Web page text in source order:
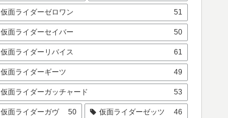
仮面ライダーゼロワン 51
仮面ライダーセイバー 50
仮面ライダーリバイス 61
仮面ライダーギーツ 49
仮面ライダーガッチャード 53
仮面ライダーガヴ 50 仮面ライダーゼッツ 46